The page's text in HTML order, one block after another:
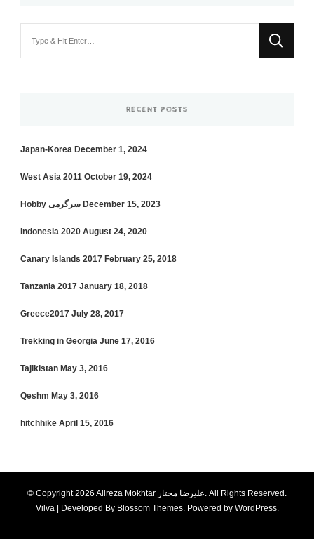
RECENT POSTS
Japan-Korea December 1, 2024
West Asia 2011 October 19, 2024
Hobby سرگرمی December 15, 2023
Indonesia 2020 August 24, 2020
Canary Islands 2017 February 25, 2018
Tanzania 2017 January 18, 2018
Greece2017 July 28, 2017
Trekking in Georgia June 17, 2016
Tajikistan May 3, 2016
Qeshm May 3, 2016
hitchhike April 15, 2016
© Copyright 2026 Alireza Mokhtar علیرضا مختار. All Rights Reserved.
Vilva | Developed By Blossom Themes. Powered by WordPress.